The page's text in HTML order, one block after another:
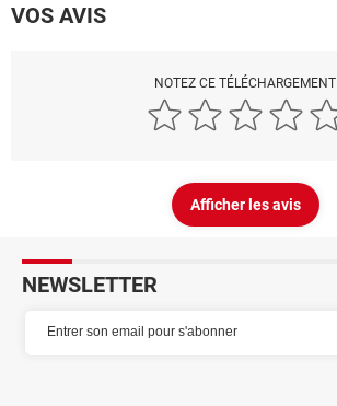
VOS AVIS
NOTEZ CE TÉLÉCHARGEMENT
Afficher les avis
NEWSLETTER